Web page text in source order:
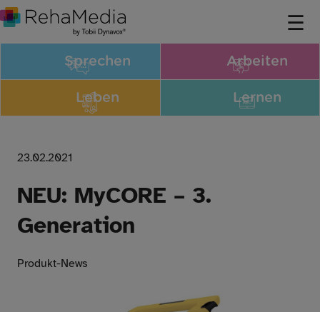
23.02.2021
NEU: MyCORE – 3.
Generation
Produkt-News
Sprechen Arbeiten
Leben Lernen